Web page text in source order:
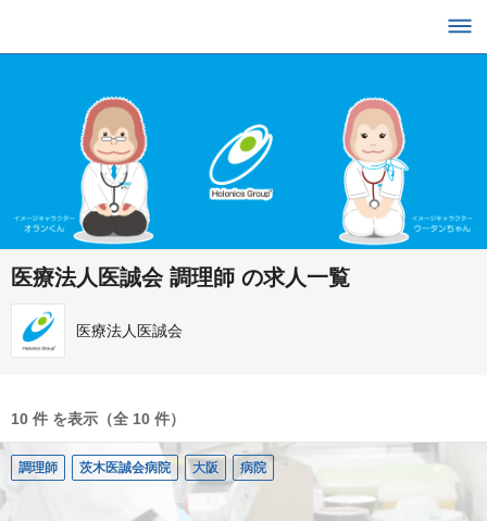
医療法人医誠会 調理師 の求人一覧
医療法人医誠会
10 件 を表示（全 10 件）
調理師 茨木医誠会病院 大阪 病院